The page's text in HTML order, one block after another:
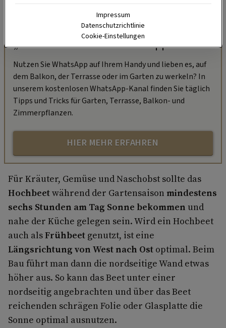
„Servus Garten“ auf WhatsApp
Nutzen Sie WhatsApp auf Ihrem Handy und lieben es, auf
dem Balkon, der Terrasse oder im Garten zu werkeln? In
unserem kostenlosen WhatsApp-Kanal finden Sie täglich
Tipps und Tricks für Garten, Terrasse, Balkon- und
Zimmerpflanzen.
HIER MEHR ERFAHREN
Für Kräuter, Gemüse und Naschobst sollte das
Hochbeetwährend der Gartensaison mindestens
sechs Stunden am Tag Sonne bekommen und
nahe der Küche gelegen sein. Wird ein Hochbeet
auch alsFrühbeet genutzt, ist eine
Längsrichtung von West nach Ost optimal. Beim
Bau führt man dann die nordseitige Wand etwas
höher aus. So kann das Beet unter einer
nordseitig angebrachten und über das Beet
reichenden schrägen Folie oder Glasplatte die
Sonne optimal ausnutzen.
Impressum
Datenschutzrichtlinie
Cookie-Einstellungen